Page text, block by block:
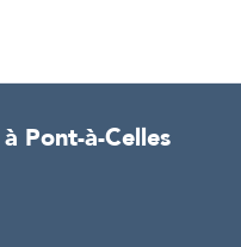
à Pont-à-Celles